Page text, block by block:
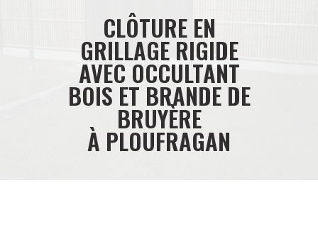
CLÔTURE EN
GRILLAGE RIGIDE
AVEC OCCULTANT
BOIS ET BRANDE DE
BRUYÈRE
À PLOUFRAGAN